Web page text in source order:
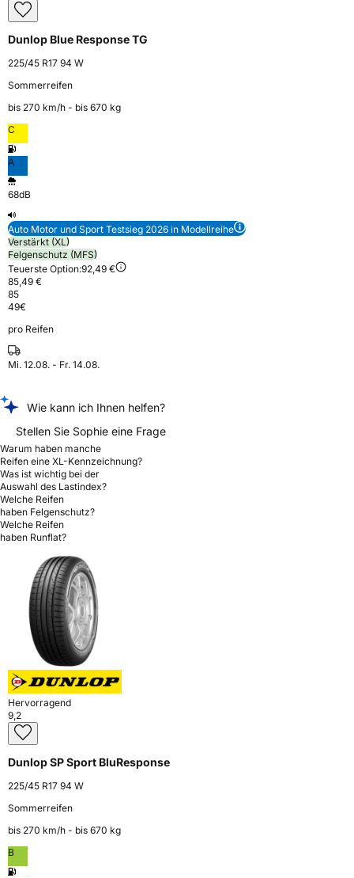
Dunlop Blue Response TG
225/45 R17 94 W
Sommerreifen
bis 270 km⁠/⁠h - bis 670 kg
C
A
68dB
Auto Motor und Sport Testsieg 2026 in Modellreihe
Verstärkt (XL)
Felgenschutz (MFS)
Teuerste Option:92,49 €
85,49 €
85
49€
pro Reifen
Mi. 12.08. - Fr. 14.08.
Wie kann ich Ihnen helfen?
Stellen Sie Sophie eine Frage
Warum haben manche
Reifen eine XL-Kennzeichnung?
Was ist wichtig bei der
Auswahl des Lastindex?
Welche Reifen
haben Felgenschutz?
Welche Reifen
haben Runflat?
Hervorragend
9,2
Dunlop SP Sport BluResponse
225/45 R17 94 W
Sommerreifen
bis 270 km⁠/⁠h - bis 670 kg
B